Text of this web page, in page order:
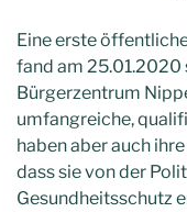
Eine erste
fand am 25.01.2020
Bürgerzentrum
umfangreiche,
haben aber auch
dass sie von der
Gesundheitsschutz